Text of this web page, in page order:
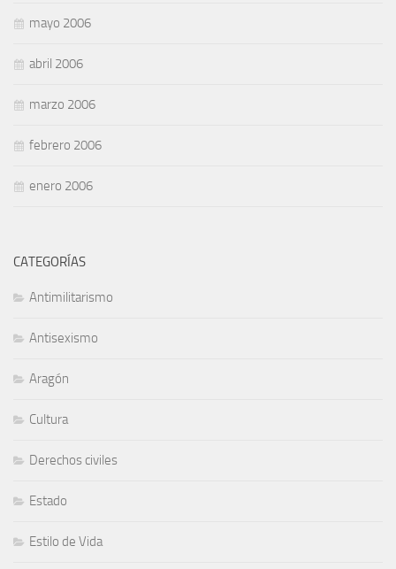
mayo 2006
abril 2006
marzo 2006
febrero 2006
enero 2006
CATEGORÍAS
Antimilitarismo
Antisexismo
Aragón
Cultura
Derechos civiles
Estado
Estilo de Vida